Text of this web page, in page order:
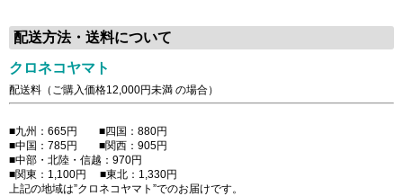
配送方法・送料について
クロネコヤマト
配送料（ご購入価格12,000円未満 の場合）
■九州：665円 ■四国：880円
■中国：785円 ■関西：905円
■中部・北陸・信越：970円
■関東：1,100円 ■東北：1,330円
上記の地域は”クロネコヤマト”でのお届けです。